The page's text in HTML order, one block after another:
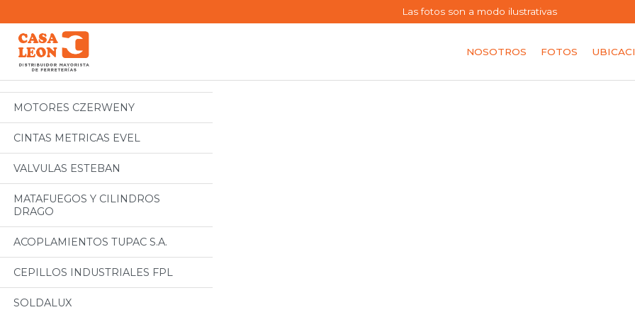
Las fotos son a modo ilustrativas
NOSOTROS FOTOS
Categorias
Todos
MOTORES CZERWENY
CINTAS METRICAS EVEL
VALVULAS ESTEBAN
MATAFUEGOS Y CILINDROS
DRAGO
ACOPLAMIENTOS TUPAC S.A.
CEPILLOS INDUSTRIALES FPL
SOLDALUX